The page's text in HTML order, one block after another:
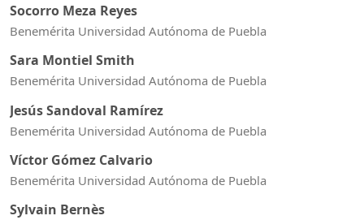
Socorro Meza Reyes
Benemérita Universidad Autónoma de Puebla
Sara Montiel Smith
Benemérita Universidad Autónoma de Puebla
Jesús Sandoval Ramírez
Benemérita Universidad Autónoma de Puebla
Víctor Gómez Calvario
Benemérita Universidad Autónoma de Puebla
Sylvain Bernès